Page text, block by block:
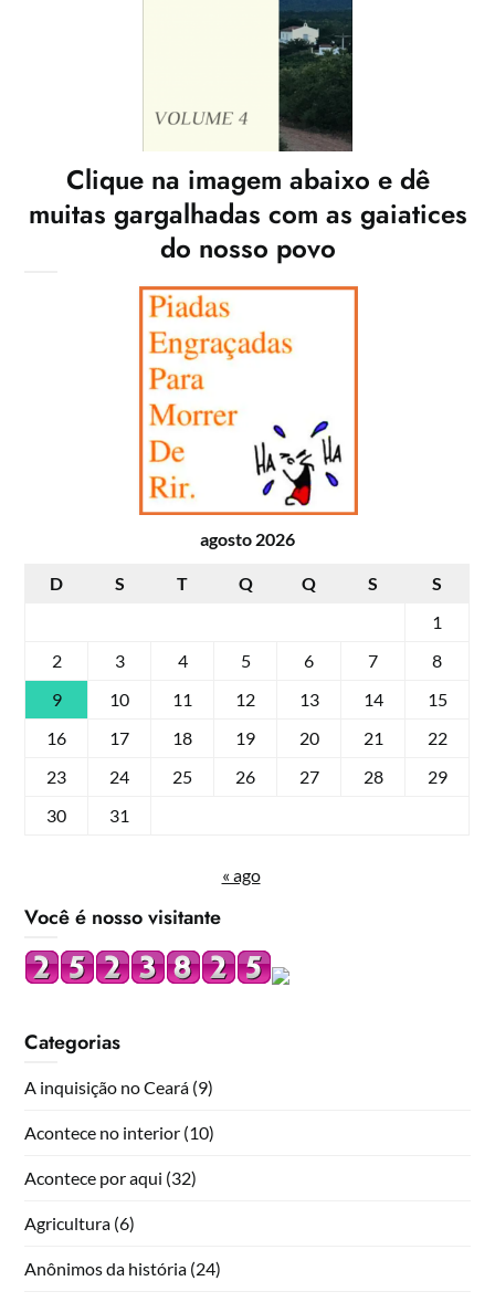
Clique na imagem abaixo e dê
muitas gargalhadas com as gaiatices
do nosso povo
agosto 2026
D S T Q Q S
S
1
2
3 4 5 6 7
8
9
10 11 12 13 14
15
16
17 18 19 20 21
22
23
24 25 26 27 28
29
30
31
« ago
Você é nosso visitante
Categorias
A inquisição no Ceará (9)
Acontece no interior (10)
Acontece por aqui (32)
Agricultura (6)
Anônimos da história (24)